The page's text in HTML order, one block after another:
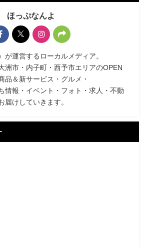
ほっぷなんよ
が運営するローカルメディア。
洲市・内子町・西予市エリアのOPEN
品＆新サービス・グルメ・
情報・イベント・フォト・求人・不動
届けしていきます。